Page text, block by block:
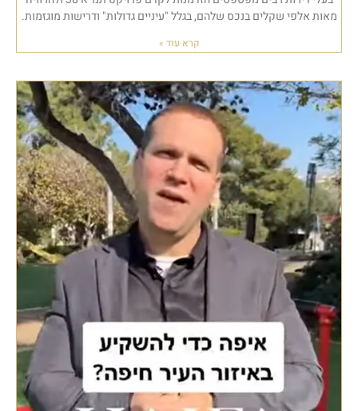
מאות אלפי שקלים בנכס שלהם, בגלל "עיניים גדולות" ודרישות מוגזמות.
קרא עוד »